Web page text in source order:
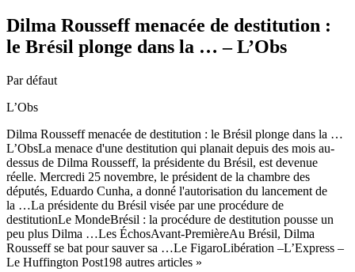
Dilma Rousseff menacée de destitution :
le Brésil plonge dans la … – L’Obs
Par défaut
L’Obs
Dilma Rousseff menacée de destitution : le Brésil plonge dans la …
L’ObsLa menace d'une destitution qui planait depuis des mois au-
dessus de Dilma Rousseff, la présidente du Brésil, est devenue
réelle. Mercredi 25 novembre, le président de la chambre des
députés, Eduardo Cunha, a donné l'autorisation du lancement de
la …La présidente du Brésil visée par une procédure de
destitutionLe MondeBrésil : la procédure de destitution pousse un
peu plus Dilma …Les ÉchosAvant-PremièreAu Brésil, Dilma
Rousseff se bat pour sauver sa …Le FigaroLibération –L’Express –
Le Huffington Post198 autres articles »